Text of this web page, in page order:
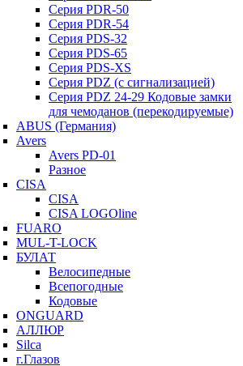
Серия PDR-50
Серия PDR-54
Серия PDS-32
Серия PDS-65
Серия PDS-XS
Серия PDZ (с сигнализацией)
Серия PDZ 24-29 Кодовые замки
для чемоданов (перекодируемые)
ABUS (Германия)
Avers
Avers PD-01
Разное
CISA
CISA
CISA LOGOline
FUARO
MUL-T-LOCK
БУЛАТ
Велосипедные
Всепогодные
Кодовые
ONGUARD
АЛЛЮР
Silca
г.Глазов